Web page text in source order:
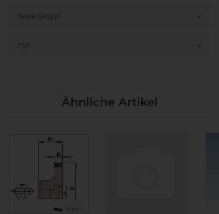
Bewertungen
PDF
Ähnliche Artikel